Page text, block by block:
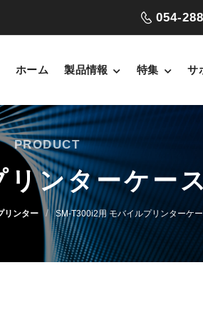
054-
ホーム 製品情報 特集 サ
PRODUCT
ンターケー
リンター / SM-T300i2用 モバイルプリンターケ